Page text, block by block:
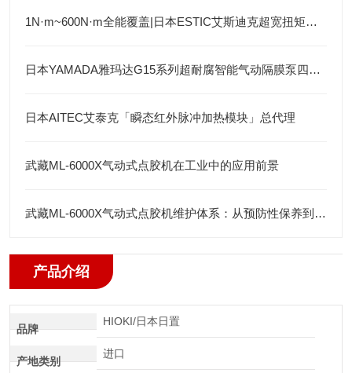
1N·m~600N·m全能覆盖|日本ESTIC艾斯迪克超宽扭矩弯头枪
日本YAMADA雅玛达G15系列超耐腐智能气动隔膜泵四川代理店
日本AITEC艾泰克「瞬态红外脉冲加热模块」总代理
武藏ML-6000X气动式点胶机在工业中的应用前景
武藏ML-6000X气动式点胶机维护体系：从预防性保养到智能运维
产品介绍
品牌
HIOKI/日本日置
产地类别
进口